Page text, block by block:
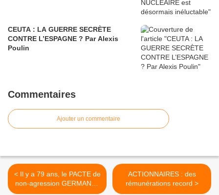
CEUTA : LA GUERRE SECRÈTE
CONTRE L’ESPAGNE ? Par Alexis
Poulin
Commentaires
Ajouter un commentaire
< Il y a 79 ans, le PACTE de
non-agression GERMANO-
SOVIÉTIQUE a sauvé
ACTIONNAIRES : des
rémunérations record >